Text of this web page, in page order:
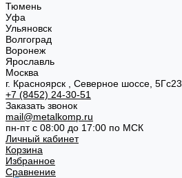
Тюмень
Уфа
Ульяновск
Волгоград
Воронеж
Ярославль
Москва
г. Красноярск , Северное шоссе, 5Гс23
+7 (8452) 24-30-51
Заказать звонок
mail@metalkomp.ru
пн-пт с 08:00 до 17:00 по МСК
Личный кабинет
Корзина
Избранное
Сравнение